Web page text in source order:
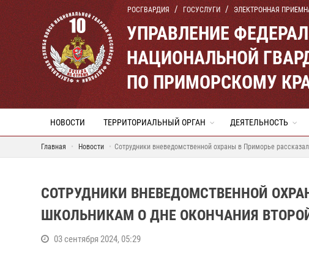
РОСГВАРДИЯ ГОСУСЛУГИ ЭЛЕКТРОННАЯ
УПРАВЛЕНИЕ
НАЦИОНАЛЬНОЙ
ПО ПРИМОРСКОМУ
НОВОСТИ ТЕРРИТОРИАЛЬНЫЙ ОРГАН ДЕЯТЕЛЬНОСТЬ
Главная Новости Сотрудники вневедомственной охраны в Приморье
СОТРУДНИКИ ВНЕВЕДОМСТВЕННОЙ
ШКОЛЬНИКАМ О ДНЕ ОКОНЧАНИЯ
03 сентября 2024, 05:29